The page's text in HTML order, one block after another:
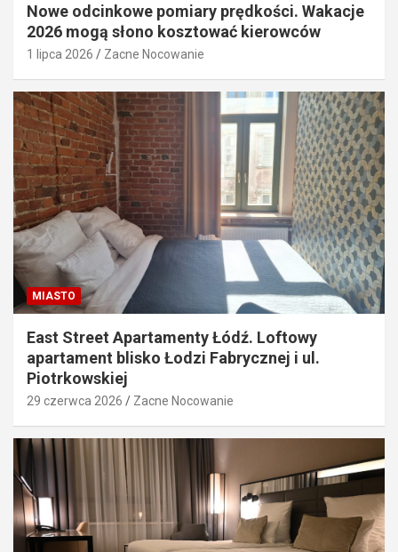
Nowe odcinkowe pomiary prędkości. Wakacje
2026 mogą słono kosztować kierowców
1 lipca 2026 Zacne Nocowanie
MIASTO
East Street Apartamenty Łódź. Loftowy
apartament blisko Łodzi Fabrycznej i ul.
Piotrkowskiej
29 czerwca 2026 Zacne Nocowanie